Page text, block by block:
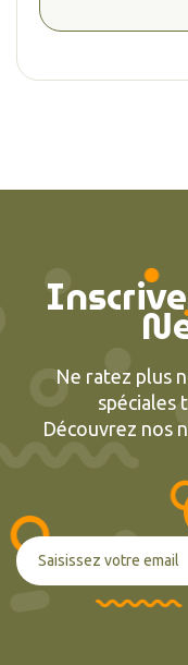
Ne ratez plus
spéciales
Découvrez nos